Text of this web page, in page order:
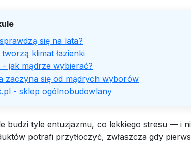
się na lata?
klimat łazienki
- jak mądrze wybierać?
zaczyna się od mądrych wyborów
- sklep ogólnobudowlany
budzi tyle entuzjazmu, co lekkiego stresu — i
potrafi przytłoczyć, zwłaszcza gdy